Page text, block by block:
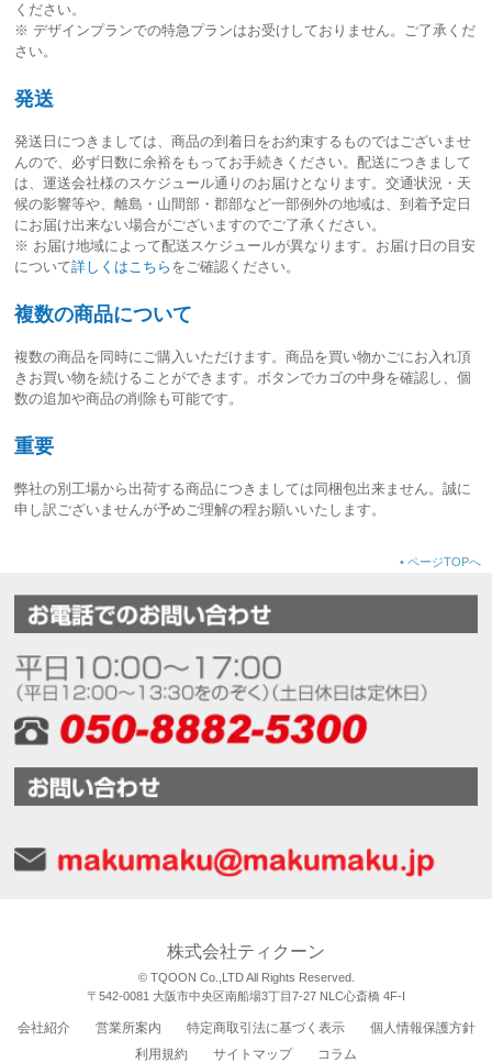
ください。
※ デザインプランでの特急プランはお受けしておりません。ご了承くだ
さい。
発送
発送日につきましては、商品の到着日をお約束するものではございませ
んので、必ず日数に余裕をもってお手続きください。配送につきまして
は、運送会社様のスケジュール通りのお届けとなります。交通状況・天
候の影響等や、離島・山間部・郡部など一部例外の地域は、到着予定日
にお届け出来ない場合がございますのでご了承ください。
※ お届け地域によって配送スケジュールが異なります。お届け日の目安
について詳しくはこちら をご確認ください。
複数の商品について
複数の商品を同時にご購入いただけます。商品を買い物かごにお入れ頂
きお買い物を続けることができます。ボタンでカゴの中身を確認し、個
数の追加や商品の削除も可能です。
重要
弊社の別工場から出荷する商品につきましては同梱包出来ません。誠に
申し訳ございませんが予めご理解の程お願いいたします。
• ページTOPへ
株式会社ティクーン
© TQOON Co.,LTD All Rights Reserved.
〒542-0081 大阪市中央区南船場3丁目7-27 NLC心斎橋 4F-I
会社紹介 営業所案内 特定商取引法に基づく表示
個人情報保護方針
利用規約
サイトマップ コラム